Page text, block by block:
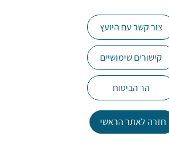
חזרה לאתר הראשי
צור קשר עם היועץ
קישורים שימושיים
הר הביטוח